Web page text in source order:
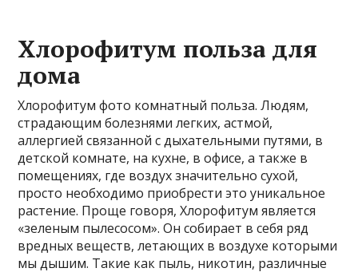
Хлорофитум польза для
дома
Хлорофитум фото комнатный польза. Людям,
страдающим болезнями легких, астмой,
аллергией связанной с дыхательными путями, в
детской комнате, на кухне, в офисе, а также в
помещениях, где воздух значительно сухой,
просто необходимо приобрести это уникальное
растение. Проще говоря, Хлорофитум является
«зеленым пылесосом». Он собирает в себя ряд
вредных веществ, летающих в воздухе которыми
мы дышим. Такие как пыль, никотин, различные